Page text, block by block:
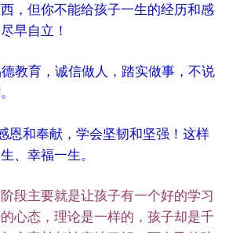
，但你不能给孩子一生的经历和感
早自立！
教育，诚信做人，踏实做事，不说
恩和奉献，学会坚韧和坚强！这样
、幸福一生。
段主要就是让孩子有一个好的学习
心态，理论是一样的，孩子却是千